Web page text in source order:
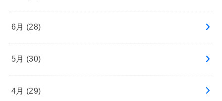
6月 (28)
5月 (30)
4月 (29)